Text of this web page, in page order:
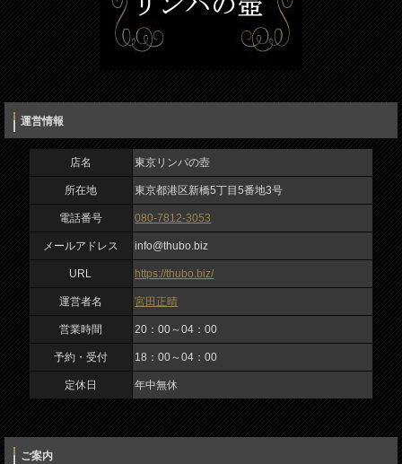
定休日
年中無休
運営情報
店名 東京リンパの壺
所在地 東京都港区新橋5丁目5番地3号
電話番号 080-7812-3053
メールアドレス info@thubo.biz
URL https://thubo.biz/
運営者名 宮田正晴
営業時間 20：00～04：00
予約・受付 18：00～04：00
定休日 年中無休
ご案内